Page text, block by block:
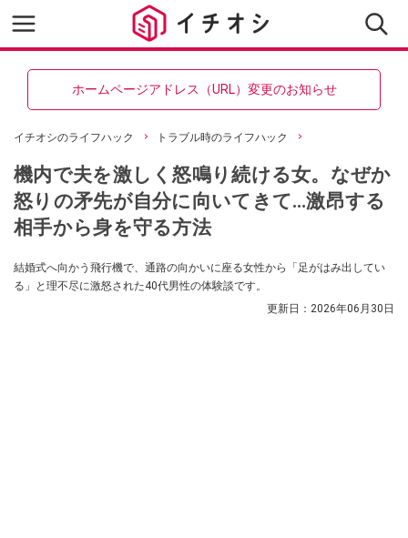
ホームページアドレス（URL）変更のお知らせ
イチオシのライフハック トラブル時のライフハック
機内で夫を激しく怒鳴り続ける女。なぜか
怒りの矛先が自分に向いてきて…激昂する
相手から身を守る方法
結婚式へ向かう飛行機で、通路の向かいに座る女性から「足がはみ出してい
る」と理不尽に激怒された40代男性の体験談です。
更新日： 2026年06月30日